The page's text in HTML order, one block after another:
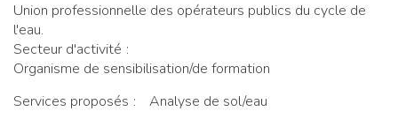
Union professionnelle des opérateurs publics du cycle de
l'eau.
Secteur d'activité
Organisme de sensibilisation/de formation
Services proposés
Analyse de sol/eau